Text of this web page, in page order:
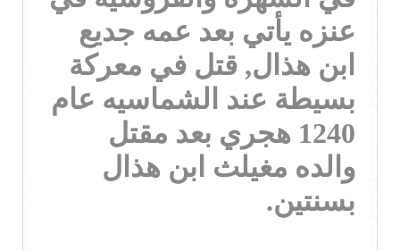
عنزه يأتي بعد عمه جديع
ابن هذال, قتل في معركة
بسيطة عند الشماسيه عام
1240 هجري بعد مقتل
والده مغيلث ابن هذال
بسنتين.